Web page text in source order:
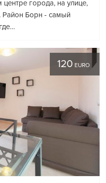
города, на улице,
Район Борн - самый
120 EURO